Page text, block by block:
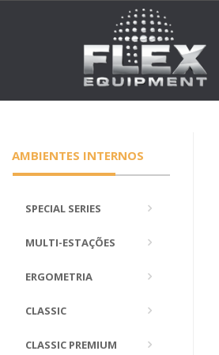
AMBIENTES INTERNOS
SPECIAL SERIES
MULTI-ESTAÇÕES
ERGOMETRIA
CLASSIC
CLASSIC PREMIUM